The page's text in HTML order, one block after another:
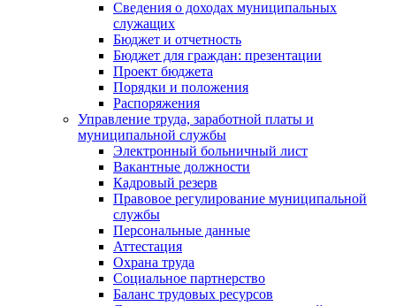
Сведения о доходах муниципальных
служащих
Бюджет и отчетность
Бюджет для граждан: презентации
Проект бюджета
Порядки и положения
Распоряжения
Управление труда, заработной платы и
муниципальной службы
Электронный больничный лист
Вакантные должности
Кадровый резерв
Правовое регулирование муниципальной
службы
Персональные данные
Аттестация
Охрана труда
Социальное партнерство
Баланс трудовых ресурсов